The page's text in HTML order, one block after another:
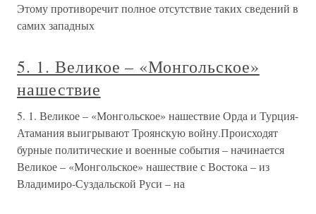
Этому противоречит полное отсутствие таких сведений в
самих западных
5. 1. Великое – «Монгольское»
нашествие
5. 1. Великое – «Монгольское» нашествие Орда и Турция-
Атамания выигрывают Троянскую войну.Происходят
бурные политические и военные события – начинается
Великое – «Монгольское» нашествие с Востока – из
Владимиро-Суздальской Руси – на